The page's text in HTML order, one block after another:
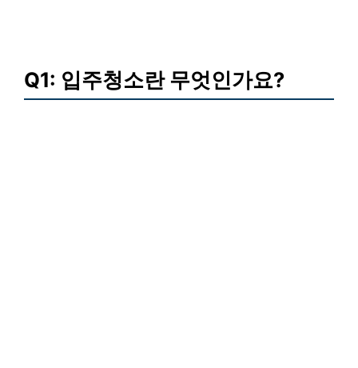
Q1: 입주청소란 무엇인가요?